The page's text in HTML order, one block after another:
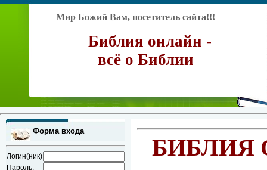
Мир Божий Вам, посетитель сайта!!!
Библия онлайн -
всё о Библии
Форма входа
Логин(ник)
Пароль:
БИБЛИЯ